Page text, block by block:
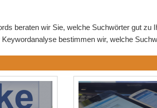
beraten wir Sie, welche Suchwörter gut
bestimmen wir, welche